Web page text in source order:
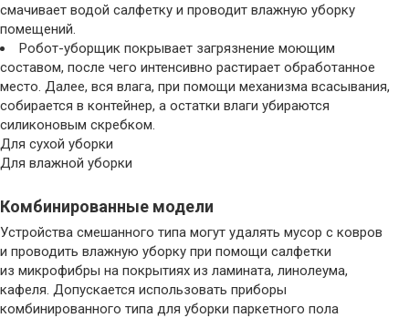
смачивает водой салфетку и проводит влажную уборку
помещений.
Робот-уборщик покрывает загрязнение моющим
составом, после чего интенсивно растирает обработанное
место. Далее, вся влага, при помощи механизма всасывания,
собирается в контейнер, а остатки влаги убираются
силиконовым скребком.
Для сухой уборки
Для влажной уборки
Комбинированные модели
Устройства смешанного типа могут удалять мусор с ковров
и проводить влажную уборку при помощи салфетки
из микрофибры на покрытиях из ламината, линолеума,
кафеля. Допускается использовать приборы
комбинированного типа для уборки паркетного пола